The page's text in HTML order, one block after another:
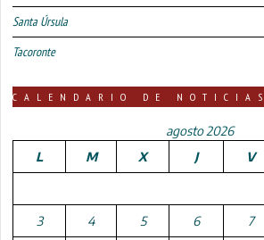
Santa Úrsula
Tacoronte
CALENDARIO DE NOTICIAS
agosto 2026
L
M X J V
3 4 5 6 7